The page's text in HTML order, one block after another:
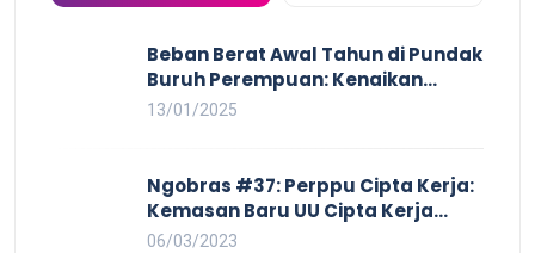
Beban Berat Awal Tahun di Pundak
Buruh Perempuan: Kenaikan
Harga yang Mencekik, Ancaman
13/01/2025
Ngobras #37: Perppu Cipta Kerja:
Kemasan Baru UU Cipta Kerja
yang Semakin Merugikan Buruh
06/03/2023